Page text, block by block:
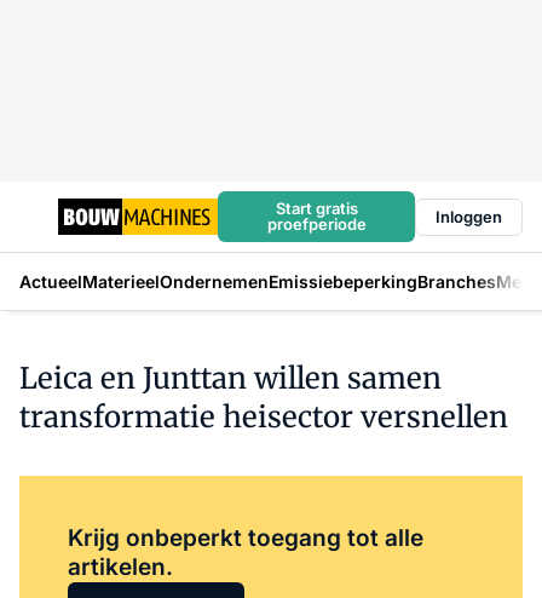
Start gratis
proefperiode
Inloggen
ActueelMaterieelOndernemenEmissiebeperkingBranches
Leica en Junttan willen samen
transformatie heisector versnellen
Krijg onbeperkt toegang tot alle
artikelen.